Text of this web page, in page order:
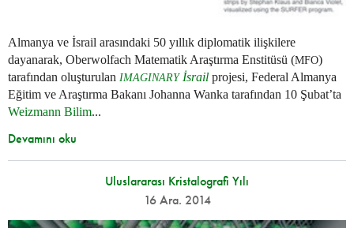
Almanya ve İsrail arasındaki 50 yıllık diplomatik ilişkilere
dayanarak, Oberwolfach Matematik Araştırma Enstitüsü (MFO)
tarafından oluşturulan IMAGINARYİsrail projesi, Federal Almanya
Eğitim ve Araştırma Bakanı Johanna Wanka tarafından 10 Şubat’ta
Weizmann Bilim...
Devamını oku
Uluslararası Kristalografi Yılı
16 Ara. 2014